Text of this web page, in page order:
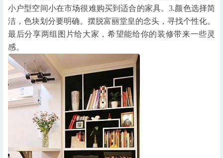
小户型空间小在市场很难购买到适合的家具。3.颜色选择简
洁，色块划分要明确。摆脱富丽堂皇的念头，寻找个性化。
最后分享两组图片给大家，希望能给你的装修带来一些灵
感。